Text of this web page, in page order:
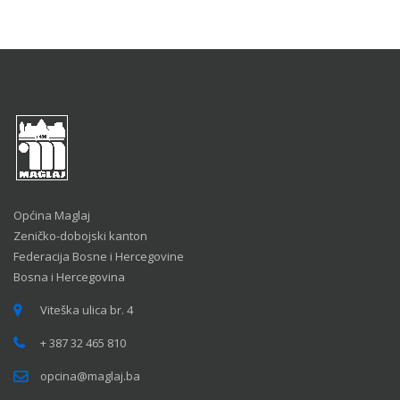
Općina Maglaj
Zeničko-dobojski kanton
Federacija Bosne i Hercegovine
Bosna i Hercegovina
Viteška ulica br. 4
+ 387 32 465 810
opcina@maglaj.ba